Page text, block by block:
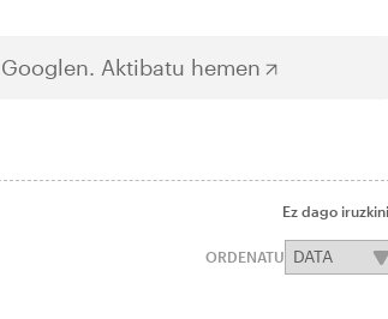
Aktibatu hemen
Ez dago
ORDENATU